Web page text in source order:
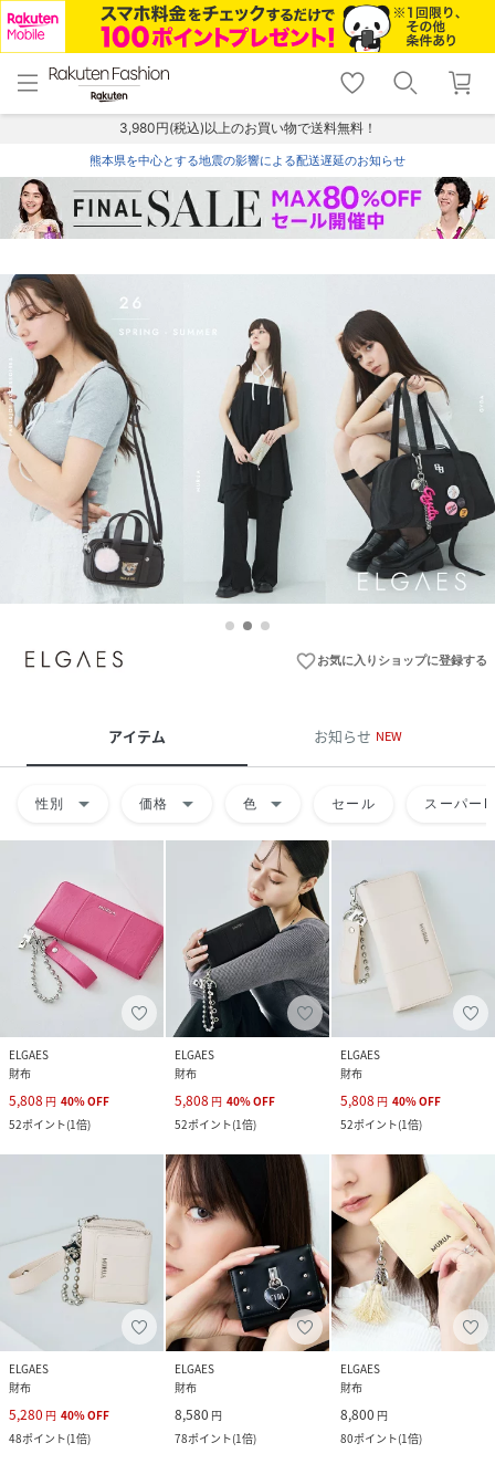
menu home
トップ
shopping_cart lock_outline
ログイン
3,980円(税込)以上のお買い物で送料無料！
熊本県を中心とする地震の影響による配送遅延のお知らせ
favorite_borderお気に入りショップに登録する
アイテム お知らせ NEW
性別 arrow_drop_down 価格 arrow_drop_down 色 arrow_drop_down セール スーパー
ELGAES
財布
5,808 円 40%OFF
52ポイント(1倍)
ELGAES
財布
5,808 円 40%OFF
52ポイント(1倍)
ELGAES
財布
5,808 円 40%OFF
52ポイント(1倍)
ELGAES
財布
5,280 円 40%OFF
48ポイント(1倍)
ELGAES
財布
8,580 円
78ポイント(1倍)
ELGAES
財布
8,800 円
80ポイント(1倍)